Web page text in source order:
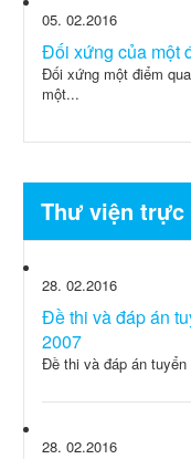
05 02.2016
Đối xứng của một
Đối xứng một điểm
một...
Thư viện trực
28 02.2016
Đề thi và đáp án
2007
Đề thi và đáp án
28 02.2016